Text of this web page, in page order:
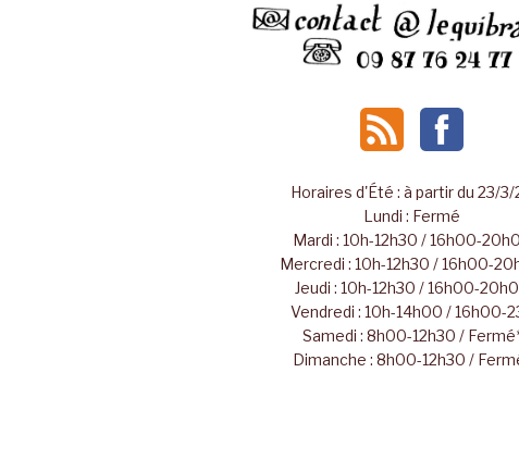
Horaires d'Été : à partir du 23/3/
Lundi : Fermé
Mardi : 10h-12h30 / 16h00-
Mercredi : 10h-12h30 / 16h00-
Jeudi : 10h-12h30 / 16h00-
Vendredi : 10h-14h00 / 16h00-
Samedi : 8h00-12h30 /
Dimanche : 8h00-12h30 /